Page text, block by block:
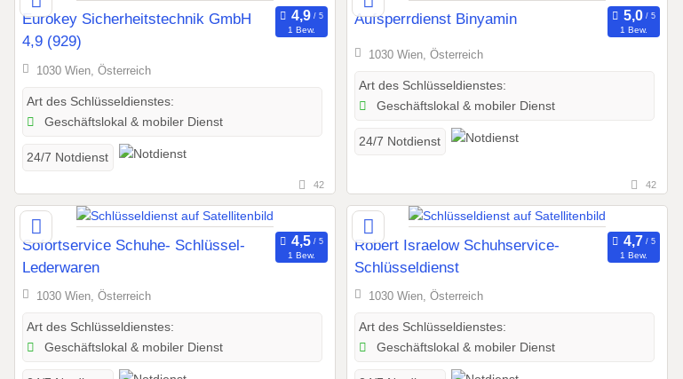
Eurokey Sicherheitstechnik GmbH
4,9 (929)
1 Bew.
1030 Wien, Österreich
Art des Schlüsseldienstes:
Geschäftslokal & mobiler Dienst
24/7 Notdienst
42
Aufsperrdienst Binyamin
1 Bew.
1030 Wien, Österreich
Art des Schlüsseldienstes:
Geschäftslokal & mobiler Dienst
24/7 Notdienst
42
Sofortservice Schuhe- Schlüssel-
Lederwaren
1 Bew.
1030 Wien, Österreich
Art des Schlüsseldienstes:
Geschäftslokal & mobiler Dienst
Robert Israelow Schuhservice-
Schlüsseldienst
1 Bew.
1030 Wien, Österreich
Art des Schlüsseldienstes:
Geschäftslokal & mobiler Dienst